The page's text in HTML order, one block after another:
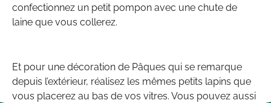
confectionnez un petit pompon avec une chute de
laine que vous collerez.
Et pour une décoration de Pâques qui se remarque
depuis l’extérieur, réalisez les mêmes petits lapins que
vous placerez au bas de vos vitres. Vous pouvez aussi